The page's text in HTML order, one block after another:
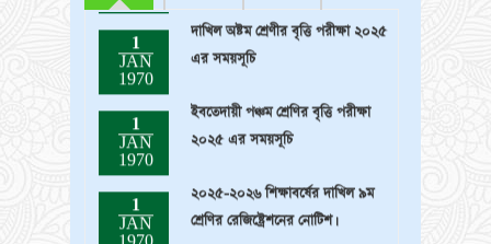
JAN
1970
দাখিল অষ্টম শ্রেণীর বৃত্তি পরীক্ষা ২০২৫
এর সময়সূচি
JAN
1970
২০২৫ এর সময়সূচি
JAN
1970
শ্রেণির রেজিষ্ট্রেশনের নোটিশ।